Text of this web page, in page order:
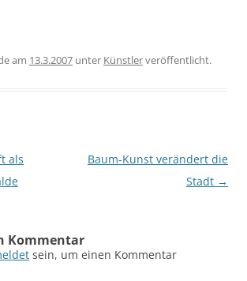
am 13.3.2007 unter Künstlerveröffentlicht.
als
Baum-Kunst verändert die
Stadt →
Kommentar
sein, um einen Kommentar